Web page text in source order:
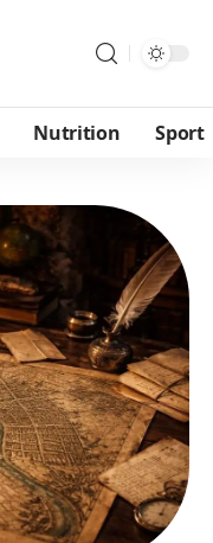
Nutrition Sport